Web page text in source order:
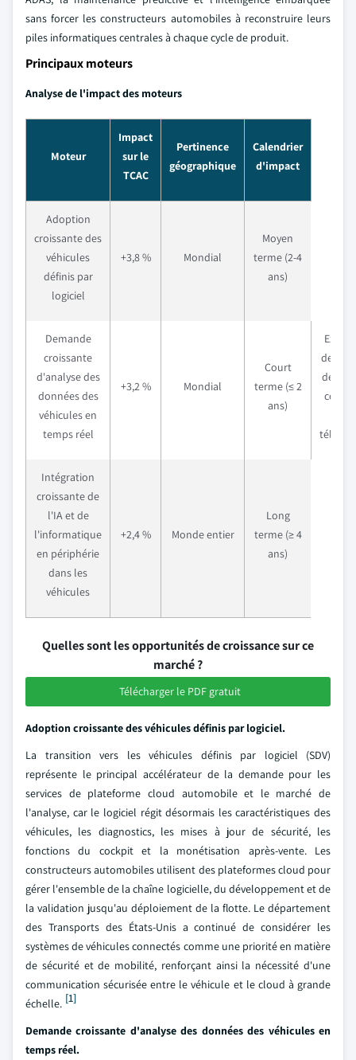
sans forcer les constructeurs automobiles à reconstruire leurs
piles informatiques centrales à chaque cycle de produit.
Principaux moteurs
Analyse de l'impact des moteurs
Moteur
Impact
sur le
TCAC
Pertinence
géographique
Calendrier
d'impact
Adoption
croissante des
véhicules
définis par
logiciel
+3,8 % Mondial
Moyen
terme (2-4
ans)
Demande
croissante
d'analyse des
données des
véhicules en
temps réel
+3,2 % Mondial
Court
terme (≤ 2
ans)
des
de
Intégration
croissante de
l'IA et de
l'informatique
en périphérie
dans les
véhicules
+2,4 % Monde entier
Long
terme (≥ 4
ans)
Quelles sont les opportunités de croissance sur ce
marché ?
Télécharger le PDF gratuit
Adoption croissante des véhicules définis par logiciel.
La transition vers les véhicules définis par logiciel (SDV)
représente le principal accélérateur de la demande pour les
services de plateforme cloud automobile et le marché de
l'analyse, car le logiciel régit désormais les caractéristiques des
véhicules, les diagnostics, les mises à jour de sécurité, les
fonctions du cockpit et la monétisation après-vente. Les
constructeurs automobiles utilisent des plateformes cloud pour
gérer l'ensemble de la chaîne logicielle, du développement et de
la validation jusqu'au déploiement de la flotte. Le département
des Transports des États-Unis a continué de considérer les
systèmes de véhicules connectés comme une priorité en matière
de sécurité et de mobilité, renforçant ainsi la nécessité d'une
communication sécurisée entre le véhicule et le cloud à grande
échelle. [1]
Demande croissante d'analyse des données des véhicules en
temps réel.